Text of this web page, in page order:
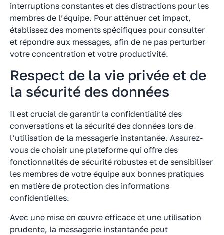
interruptions constantes et des distractions pour les
membres de l’équipe. Pour atténuer cet impact,
établissez des moments spécifiques pour consulter
et répondre aux messages, afin de ne pas perturber
votre concentration et votre productivité.
Respect de la vie privée et de
la sécurité des données
Il est crucial de garantir la confidentialité des
conversations et la sécurité des données lors de
l’utilisation de la messagerie instantanée. Assurez-
vous de choisir une plateforme qui offre des
fonctionnalités de sécurité robustes et de sensibiliser
les membres de votre équipe aux bonnes pratiques
en matière de protection des informations
confidentielles.
Avec une mise en œuvre efficace et une utilisation
prudente, la messagerie instantanée peut